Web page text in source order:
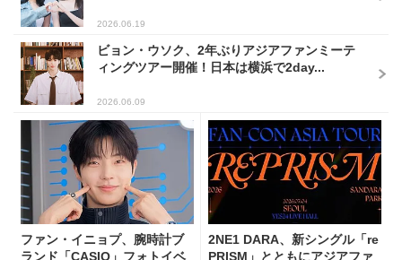
2026.06.19
ビョン・ウソク、2年ぶりアジアファンミーテ
ィングツアー開催！日本は横浜で2day...
2026.06.09
ファン・イニョプ、腕時計ブ
ランド「CASIO」フォトイベ
2NE1 DARA、新シングル「re
PRISM」とともにアジアファ